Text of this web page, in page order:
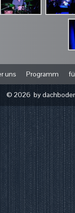
uns Programm
© 2026 by